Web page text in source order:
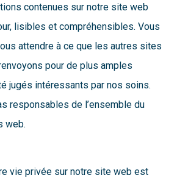
contenues sur notre site web
lisibles et compréhensibles. Vous
attendre à ce que les autres sites
pour de plus amples
jugés intéressants par nos soins.
responsables de l’ensemble du
web.
vie privée sur notre site web est